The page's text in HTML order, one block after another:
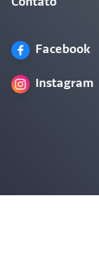
Facebook
Instagram